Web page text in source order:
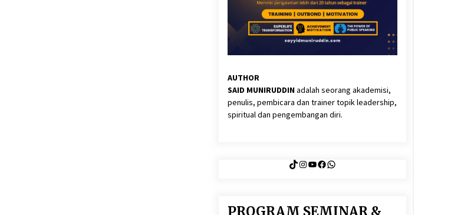
Eksistensi Iran dalam Tiga Ayat:
Memahami Aliansi Yahudi dan
Kristen dalam Dinamika Nubuwwat
4 months ago
AUTHOR
SAID MUNIRUDDINadalah seorang akademisi,
penulis, pembicara dan trainer topik leadership,
spiritual dan pengembangan diri.
TikTok
Instagram
YouTube
Facebook
WhatsApp
PROGRAM SEMINAR &